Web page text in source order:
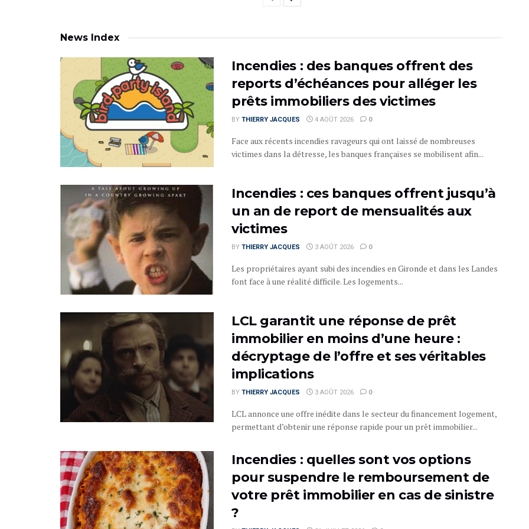
News Index
Incendies : des banques offrent des
reports d’échéances pour alléger les
prêts immobiliers des victimes
BY THIERRY JACQUES 4 AOÛT 2026 0
Face aux récents incendies ravageurs qui ont laissé de nombreuses
victimes dans la détresse, les banques françaises se mobilisent afin...
Incendies : ces banques offrent jusqu’à
un an de report de mensualités aux
victimes
BY THIERRY JACQUES 3 AOÛT 2026 0
Les propriétaires ayant subi des incendies en Gironde et dans les Landes
font face à une réalité difficile. Les logements...
LCL garantit une réponse de prêt
immobilier en moins d’une heure :
décryptage de l’offre et ses véritables
implications
BY THIERRY JACQUES 3 AOÛT 2026 0
LCL annonce une offre inédite dans le secteur du financement logement,
permettant d’obtenir une réponse rapide pour un prêt immobilier...
Incendies : quelles sont vos options
pour suspendre le remboursement de
votre prêt immobilier en cas de sinistre
?